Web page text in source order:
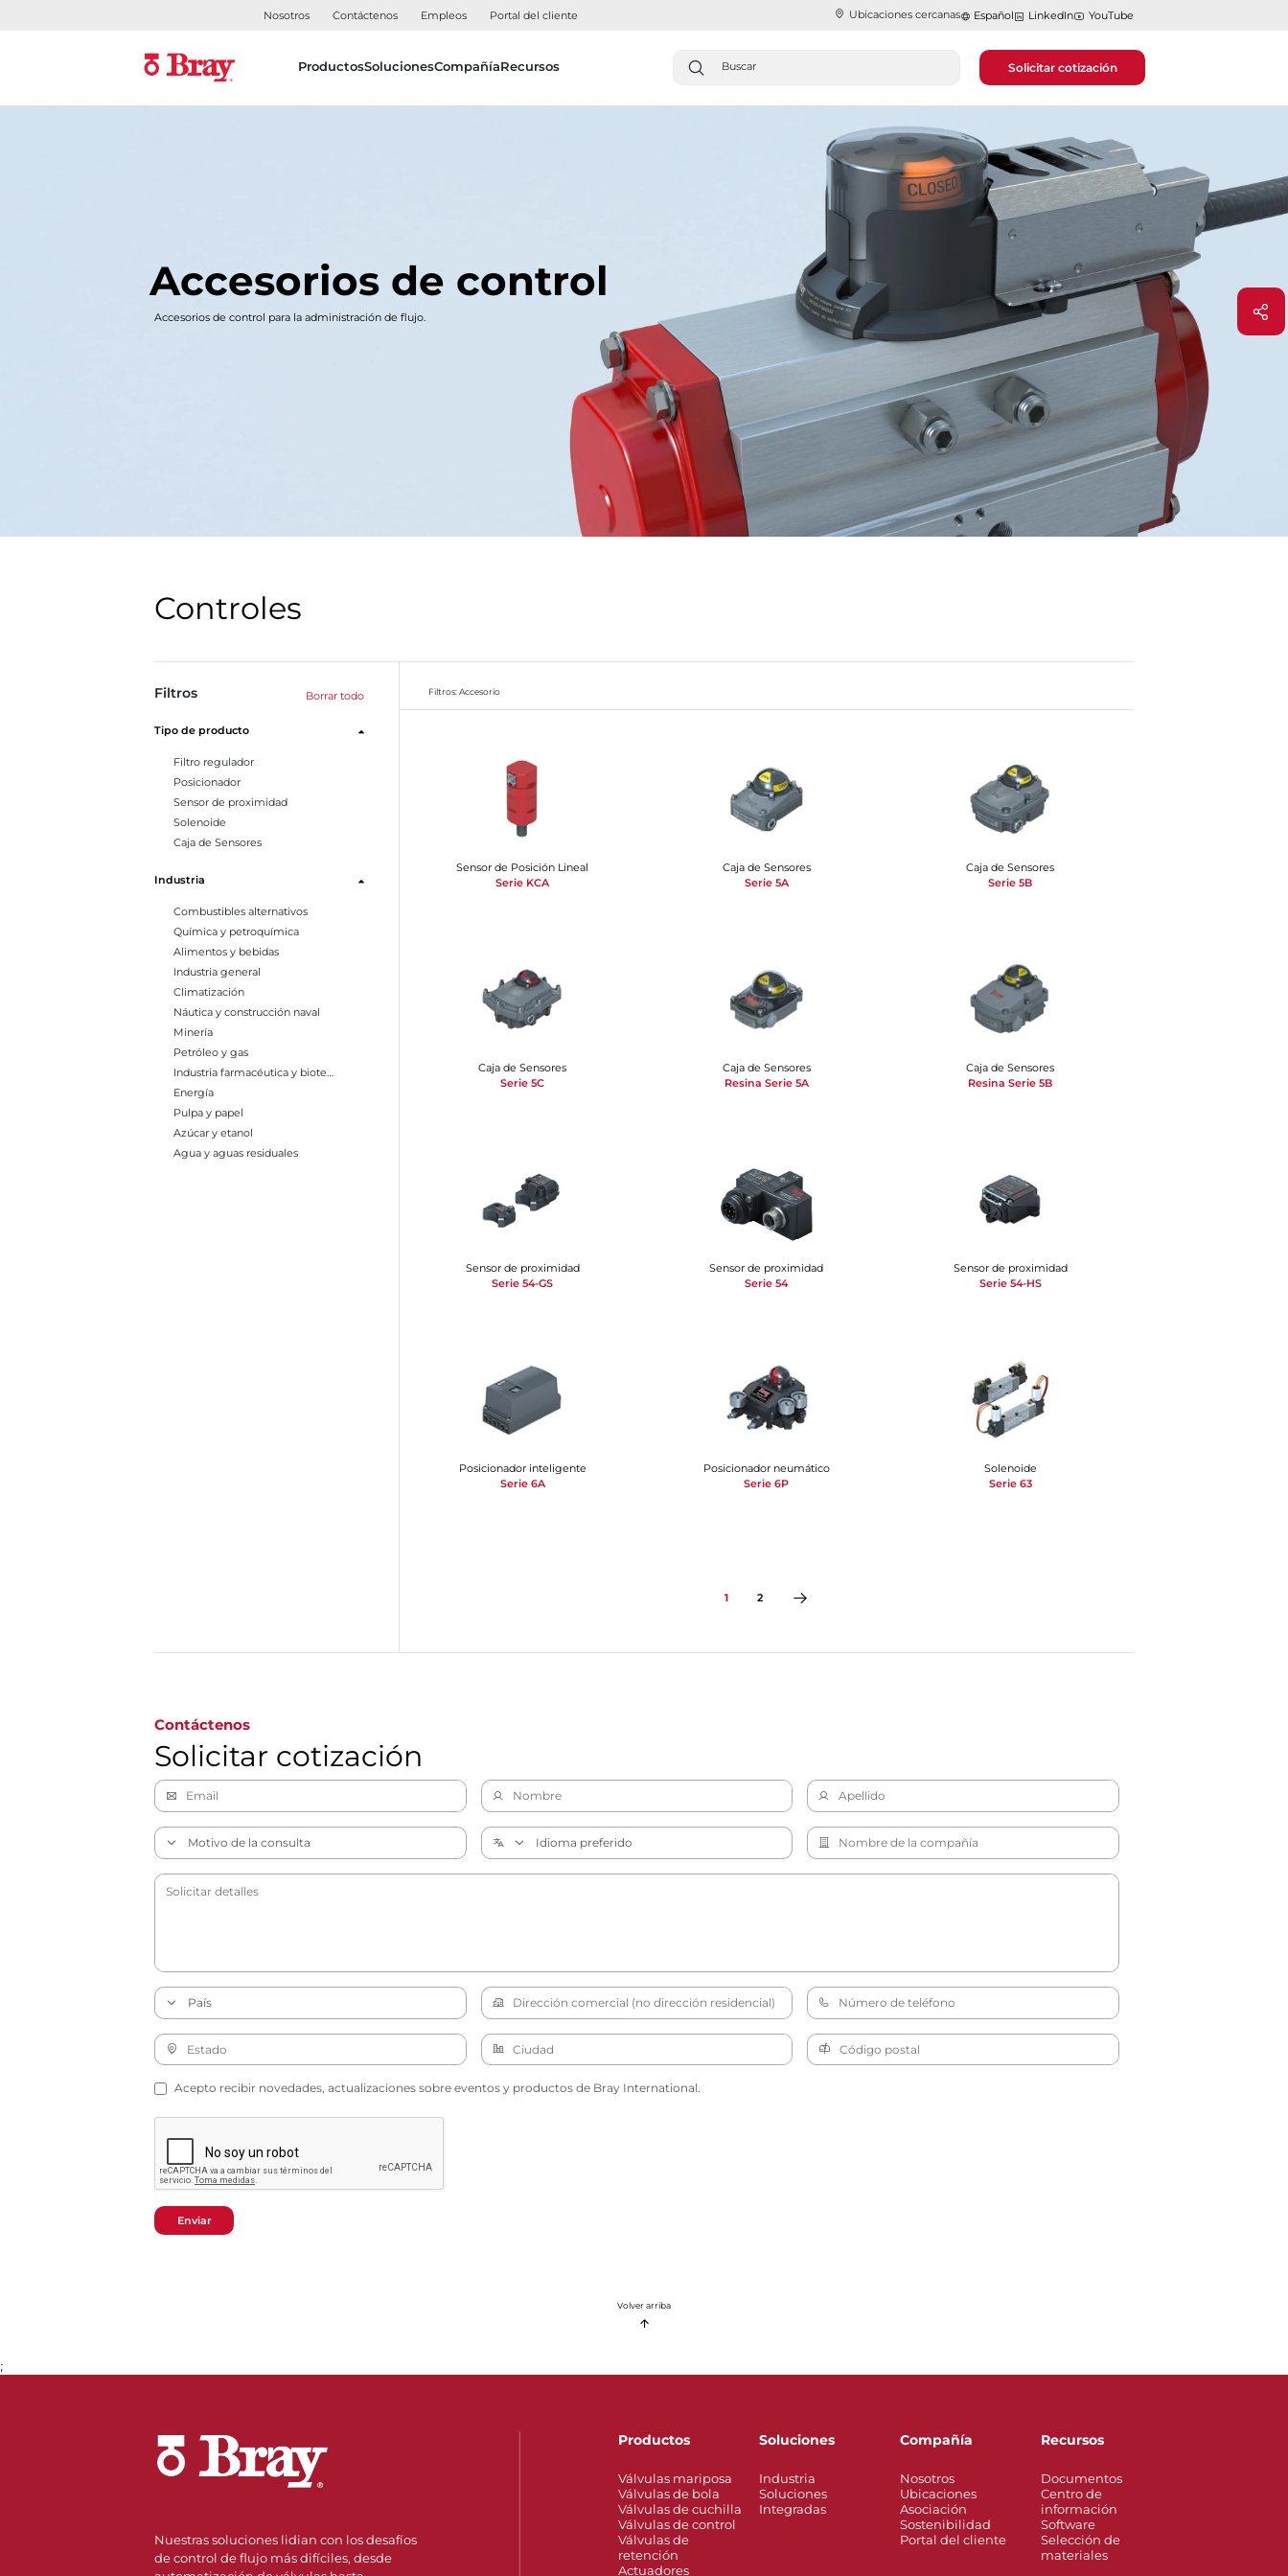
Nosotros Contáctenos Empleos Portal del cliente Ubicaciones cercanas Español LinkedIn YouTube
ProductosSolucionesCompañíaRecursos Solicitar cotización
Accesorios de control
Accesorios de control para la administración de flujo.
Controles
Filtros Borrar todo
Tipo de producto
Filtro regulador
Posicionador
Sensor de proximidad
Solenoide
Caja de Sensores
Industria
Combustibles alternativos
Química y petroquímica
Alimentos y bebidas
Industria general
Climatización
Náutica y construcción naval
Minería
Petróleo y gas
Industria farmacéutica y biotecnología
Energía
Pulpa y papel
Azúcar y etanol
Agua y aguas residuales
Filtros: Accesorio
Sensor de Posición Lineal
Serie KCA
Caja de Sensores
Serie 5A
Caja de Sensores
Serie 5B
Caja de Sensores
Serie 5C
Caja de Sensores
Resina Serie 5A
Caja de Sensores
Resina Serie 5B
Sensor de proximidad
Serie 54-GS
Sensor de proximidad
Serie 54
Sensor de proximidad
Serie 54-HS
Posicionador inteligente
Serie 6A
Posicionador neumático
Serie 6P
Solenoide
Serie 63
1 2
Contáctenos
Solicitar cotización
Acepto recibir novedades, actualizaciones sobre eventos y productos de Bray International.
Enviar
Volver arriba
;
Nuestras soluciones lidian con los desafíos
de control de flujo más difíciles, desde
Productos
Válvulas mariposa
Válvulas de bola
Válvulas de cuchilla
Válvulas de control
Válvulas de
retención
Actuadores
Soluciones
Industria
Soluciones
Integradas
Compañía
Nosotros
Ubicaciones
Asociación
Sostenibilidad
Portal del cliente
Recursos
Documentos
Centro de
información
Software
Selección de
materiales